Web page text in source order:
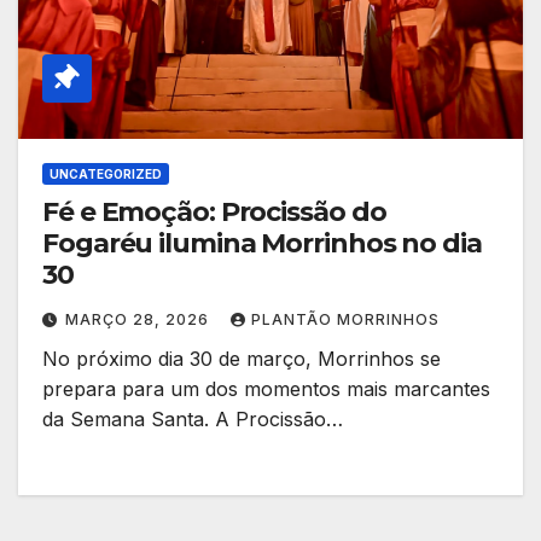
UNCATEGORIZED
Fé e Emoção: Procissão do
Fogaréu ilumina Morrinhos no dia
30
MARÇO 28, 2026 PLANTÃO MORRINHOS
No próximo dia 30 de março, Morrinhos se
prepara para um dos momentos mais marcantes
da Semana Santa. A Procissão…